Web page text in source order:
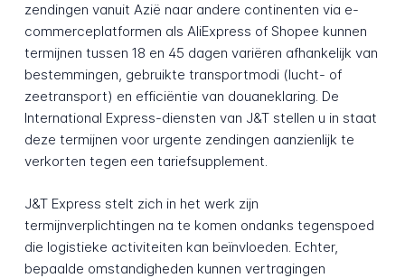
zendingen vanuit Azië naar andere continenten via e-
commerceplatformen als AliExpress of Shopee kunnen
termijnen tussen 18 en 45 dagen variëren afhankelijk van
bestemmingen, gebruikte transportmodi (lucht- of
zeetransport) en efficiëntie van douaneklaring. De
International Express-diensten van J&T stellen u in staat
deze termijnen voor urgente zendingen aanzienlijk te
verkorten tegen een tariefsupplement.
J&T Express stelt zich in het werk zijn
termijnverplichtingen na te komen ondanks tegenspoed
die logistieke activiteiten kan beïnvloeden. Echter,
bepaalde omstandigheden kunnen vertragingen